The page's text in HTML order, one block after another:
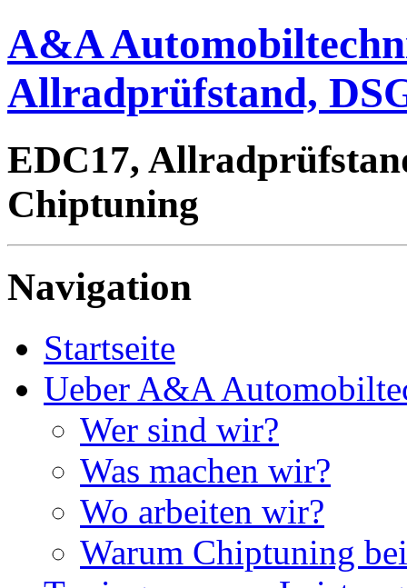
A&A
Allradprüfstand,
EDC17,
Chiptuning
Navigation
Startseite
Ueber A&A
Wer sind wir?
Was machen wir?
Wo arbeiten wir?
Warum Chiptuning